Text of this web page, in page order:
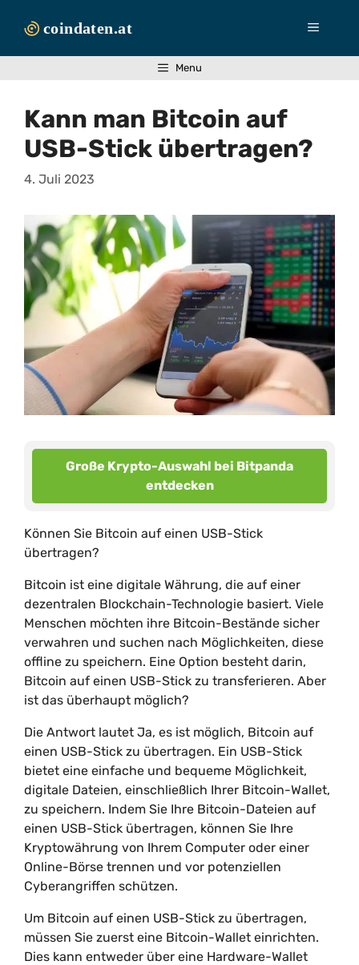
Inhalt
Menü
Menu
Kann man Bitcoin auf
USB-Stick übertragen?
4. Juli 2023
Große Krypto-Auswahl bei Bitpanda
entdecken
Können Sie Bitcoin auf einen USB-Stick
übertragen?
Bitcoin ist eine digitale Währung, die auf einer
dezentralen Blockchain-Technologie basiert. Viele
Menschen möchten ihre Bitcoin-Bestände sicher
verwahren und suchen nach Möglichkeiten, diese
offline zu speichern. Eine Option besteht darin,
Bitcoin auf einen USB-Stick zu transferieren. Aber
ist das überhaupt möglich?
Die Antwort lautet Ja, es ist möglich, Bitcoin auf
einen USB-Stick zu übertragen. Ein USB-Stick
bietet eine einfache und bequeme Möglichkeit,
digitale Dateien, einschließlich Ihrer Bitcoin-Wallet,
zu speichern. Indem Sie Ihre Bitcoin-Dateien auf
einen USB-Stick übertragen, können Sie Ihre
Kryptowährung von Ihrem Computer oder einer
Online-Börse trennen und vor potenziellen
Cyberangriffen schützen.
Um Bitcoin auf einen USB-Stick zu übertragen,
müssen Sie zuerst eine Bitcoin-Wallet einrichten.
Dies kann entweder über eine Hardware-Wallet